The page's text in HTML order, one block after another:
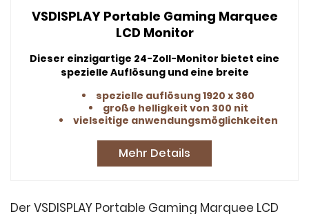
VSDISPLAY Portable Gaming Marquee
LCD Monitor
Dieser einzigartige 24-Zoll-Monitor bietet eine
spezielle Auflösung und eine breite
und besondere Gaming-Setups.
spezielle auflösung 1920 x 360
große helligkeit von 300 nit
vielseitige anwendungsmöglichkeiten
Mehr Details
Der VSDISPLAY Portable Gaming Marquee LCD